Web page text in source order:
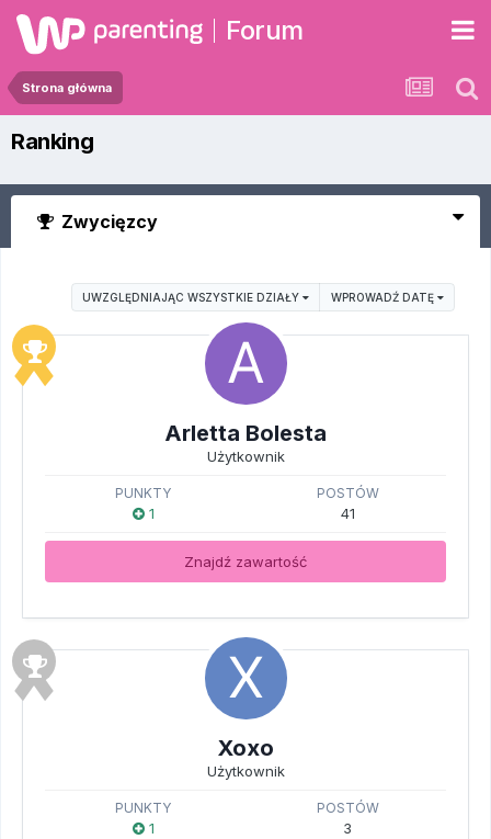
Forum
Strona główna
Ranking
Zwycięzcy
UWZGLĘDNIAJĄC WSZYSTKIE DZIAŁY WPROWADŹ DATĘ
Arletta Bolesta
Użytkownik
PUNKTY
1
POSTÓW
41
Znajdź zawartość
Xoxo
Użytkownik
PUNKTY
1
POSTÓW
3